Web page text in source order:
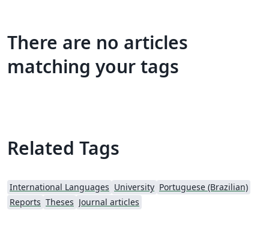
There are no articles
matching your tags
Related Tags
International Languages University Portuguese (Brazilian)
Reports Theses Journal articles